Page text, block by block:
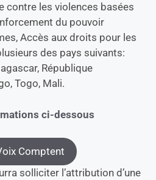
contre les violences basées
du pouvoir
Accès aux droits pour les
des pays suivants:
République
Togo, Mali.
ci-dessous
Comptent
solliciter l’attribution d’une